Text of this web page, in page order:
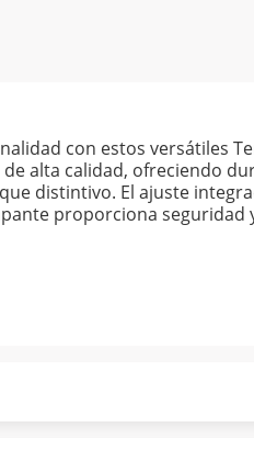
con estos versátiles
alta calidad, ofreciendo
distintivo. El ajuste
proporciona seguridad